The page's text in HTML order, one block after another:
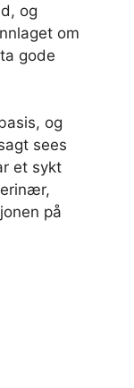
og
om
gode
og
sees
et sykt
på